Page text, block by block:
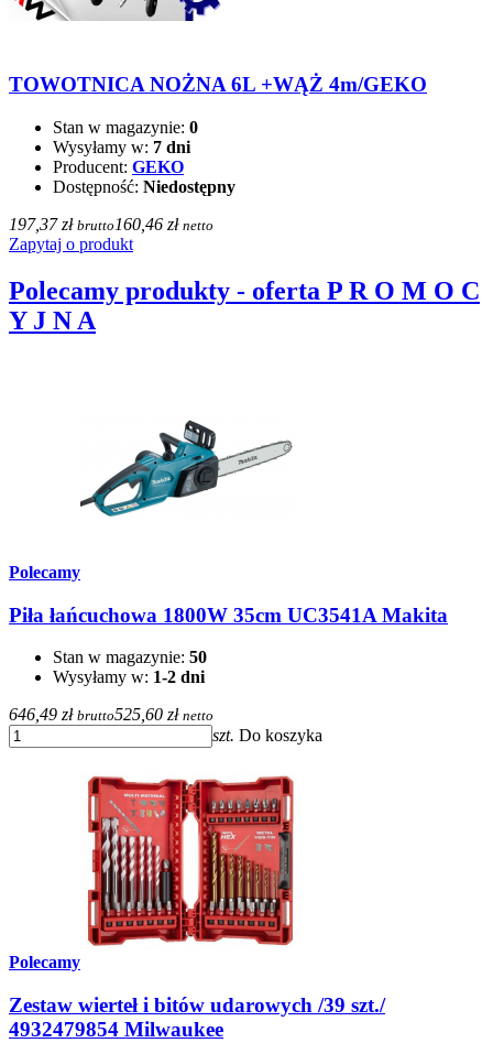
TOWOTNICA NOŻNA 6L +WĄŻ 4m/GEKO
Stan w magazynie: 0
Wysyłamy w: 7 dni
Producent: GEKO
Dostępność: Niedostępny
197,37 zł brutto 160,46 zł netto
Zapytaj o produkt
Polecamy produkty - oferta P R O M O C
Y J N A
Polecamy
Piła łańcuchowa 1800W 35cm UC3541A Makita
Stan w magazynie: 50
Wysyłamy w: 1-2 dni
646,49 zł brutto525,60 zł netto
szt. Do koszyka
Polecamy
Zestaw wierteł i bitów udarowych /39 szt./
4932479854 Milwaukee